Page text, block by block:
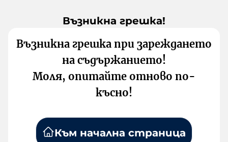
Възникна грешка!
Възникна грешка при зареждането
на съдържанието!
Моля, опитайте отново по-
късно!
Към начална страница